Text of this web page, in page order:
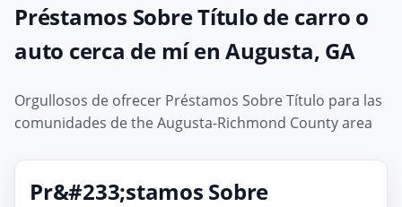
Préstamos Sobre Título de carro o
auto cerca de mí en Augusta, GA
Orgullosos de ofrecer Préstamos Sobre Título para las
comunidades de the Augusta-Richmond County area
Pr&#233;stamos Sobre